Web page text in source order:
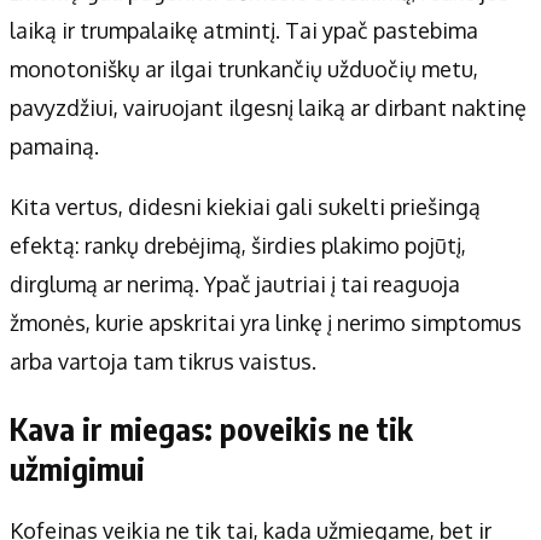
laiką ir trumpalaikę atmintį. Tai ypač pastebima
monotoniškų ar ilgai trunkančių užduočių metu,
pavyzdžiui, vairuojant ilgesnį laiką ar dirbant naktinę
pamainą.
Kita vertus, didesni kiekiai gali sukelti priešingą
efektą: rankų drebėjimą, širdies plakimo pojūtį,
dirglumą ar nerimą. Ypač jautriai į tai reaguoja
žmonės, kurie apskritai yra linkę į nerimo simptomus
arba vartoja tam tikrus vaistus.
Kava ir miegas: poveikis ne tik
užmigimui
Kofeinas veikia ne tik tai, kada užmiegame, bet ir